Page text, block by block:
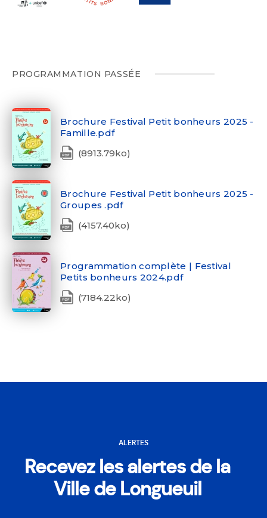
PROGRAMMATION PASSÉE
Brochure Festival Petit bonheurs 2025 -
Famille.pdf
(8913.79ko)
Brochure Festival Petit bonheurs 2025 -
Groupes .pdf
(4157.40ko)
Programmation complète | Festival
Petits bonheurs 2024.pdf
(7184.22ko)
ALERTES
Recevez les alertes de la
Ville de Longueuil